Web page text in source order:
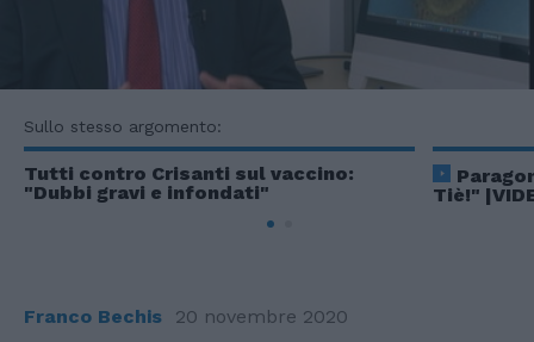
Sullo stesso argomento:
Tutti contro Crisanti sul vaccino:
"Dubbi gravi e infondati"
Tiè!"
Franco Bechis 20 novembre 2020